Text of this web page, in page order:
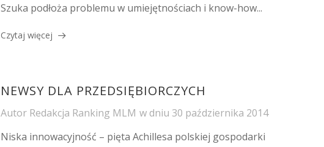
Szuka podłoża problemu w umiejętnościach i know-how...
Czytaj więcej
NEWSY DLA PRZEDSIĘBIORCZYCH
Autor Redakcja Ranking MLM w dniu 30 października 2014
Niska innowacyjność – pięta Achillesa polskiej gospodarki